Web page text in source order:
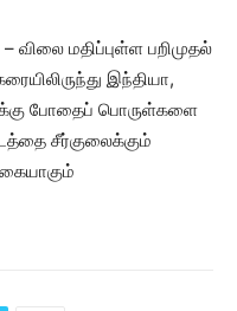
விலை மதிப்புள்ள பறிமுதல்
இந்தியா,
போதைப் பொருள்களை
சீர்குலைக்கும்